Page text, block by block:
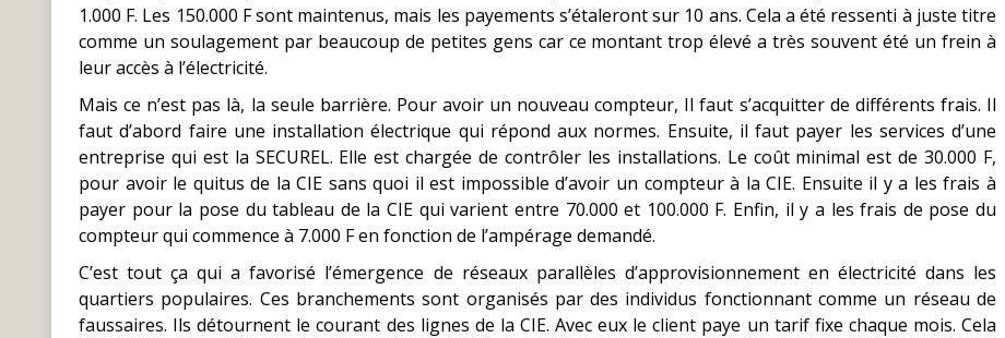
1.000 F. Les 150.000 F sont maintenus, mais les payements s’étaleront sur 10 ans. Cela a été ressenti à juste titre
comme un soulagement par beaucoup de petites gens car ce montant trop élevé a très souvent été un frein à
leur accès à l’électricité.
Mais ce n’est pas là, la seule barrière. Pour avoir un nouveau compteur, Il faut s’acquitter de différents frais. Il
faut d’abord faire une installation électrique qui répond aux normes. Ensuite, il faut payer les services d’une
entreprise qui est la SECUREL. Elle est chargée de contrôler les installations. Le coût minimal est de 30.000 F,
pour avoir le quitus de la CIE sans quoi il est impossible d’avoir un compteur à la CIE. Ensuite il y a les frais à
payer pour la pose du tableau de la CIE qui varient entre 70.000 et 100.000 F. Enfin, il y a les frais de pose du
compteur qui commence à 7.000 F en fonction de l’ampérage demandé.
C’est tout ça qui a favorisé l’émergence de réseaux parallèles d’approvisionnement en électricité dans les
quartiers populaires. Ces branchements sont organisés par des individus fonctionnant comme un réseau de
faussaires. Ils détournent le courant des lignes de la CIE. Avec eux le client paye un tarif fixe chaque mois. Cela